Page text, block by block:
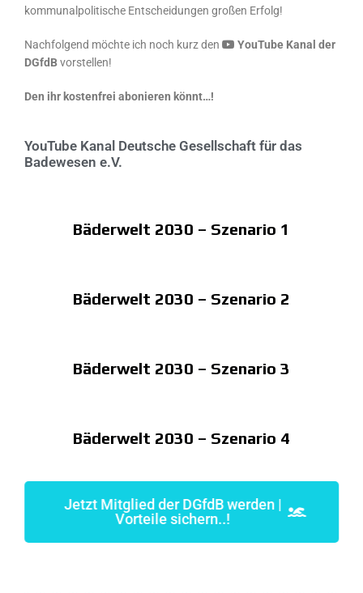
kommunalpolitische Entscheidungen großen Erfolg!
Nachfolgend möchte ich noch kurz den
YouTube Kanal der
DGfdBvorstellen!
Den ihr kostenfrei abonieren könnt…!
YouTube Kanal Deutsche Gesellschaft für das
Badewesen e.V.
Bäderwelt 2030 – Szenario 1
Bäderwelt 2030 – Szenario 2
Bäderwelt 2030 – Szenario 3
Bäderwelt 2030 – Szenario 4
Jetzt Mitglied der DGfdB werden |
Vorteile sichern..!